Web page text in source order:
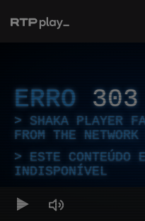
ERRO 303
SHAKA PLAYER
FROM THE
ESTE CONTEÚDO
INDISPONÍVEL